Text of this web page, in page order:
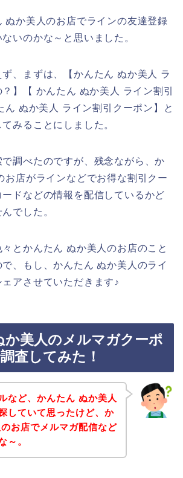
ぬか美人のお店でラインの友達登録
いのかな～と思いました。
、まずは、【かんたん ぬか美人 ラ
】【 かんたん ぬか美人 ライン割引
ん ぬか美人 ライン割引クーポン】と
みることにしました。
調べたのですが、残念ながら、か
お店がラインなどでお得な割引クー
ドなどの情報を配信しているかど
でした。
とかんたん ぬか美人のお店のこと
、もし、かんたん ぬか美人のライ
アさせていただきます♪
か美人のメルマガクーポ
査してみた！
など、かんたん ぬか美人
していて思ったけど、か
お店でメルマガ配信など
～。